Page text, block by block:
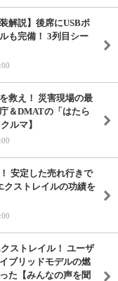
解説】後席にUSBポ
も完備！ 3列目シー
救え！ 災害現場の最
＆DMATの「はたら
ルマ】
安定した売れ行きで
クストレイルの功績を
ストレイル！ ユーザ
ブリッドモデルの燃
た【みんなの声を聞